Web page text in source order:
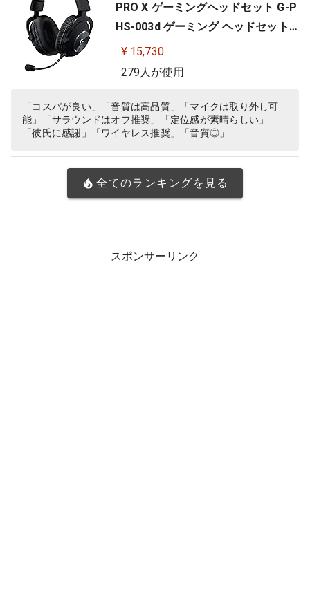
PRO X ゲーミングヘッドセット G-P
HS-003d ゲーミング ヘッドセット
Dolby 7.1ch サラウンドサウンド 3.5
mm 有線 マイク付き Blue VO!CE搭
5 PS4 PC windows ブラック 国内正
規品 ※Amazon.co.jp限定 壁…
¥ 15,730
279人が使用
「コスパが良い」「音質は高品質」「マイクは取り外し可
能」「サラウンドはオフ推奨」「定位感が素晴らしい」
「彼氏に感謝」「ワイヤレス推奨」「音質◎」
全てのランキングを見る
スポンサーリンク